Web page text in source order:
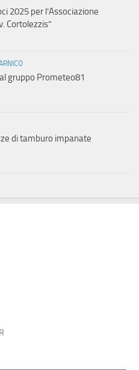
2025 per l’Associazione
Cortolezzis”
gruppo Prometeo81
di tamburo impanate